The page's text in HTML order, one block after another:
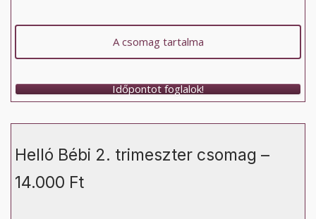
A csomag tartalma
Időpontot foglalok!
Helló Bébi 2. trimeszter csomag –
14.000 Ft